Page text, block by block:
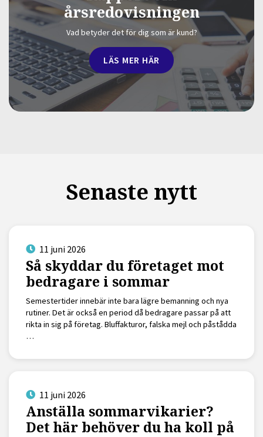
årsredovisningen
Vad betyder det för dig som är kund?
LÄS MER HÄR
Senaste nytt
11 juni 2026
Så skyddar du företaget mot
bedragare i sommar
Semestertider innebär inte bara lägre bemanning och nya
rutiner. Det är också en period då bedragare passar på att
rikta in sig på företag. Bluffakturor, falska mejl och påstådda
…
11 juni 2026
Anställa sommarvikarier?
Det här behöver du ha koll på